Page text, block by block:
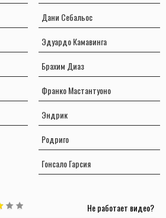
Дани Себальос
Эдуардо Камавинга
Брахим Диаз
Франко Мастантуоно
Эндрик
Родриго
Гонсало Гарсия
Не работает видео?